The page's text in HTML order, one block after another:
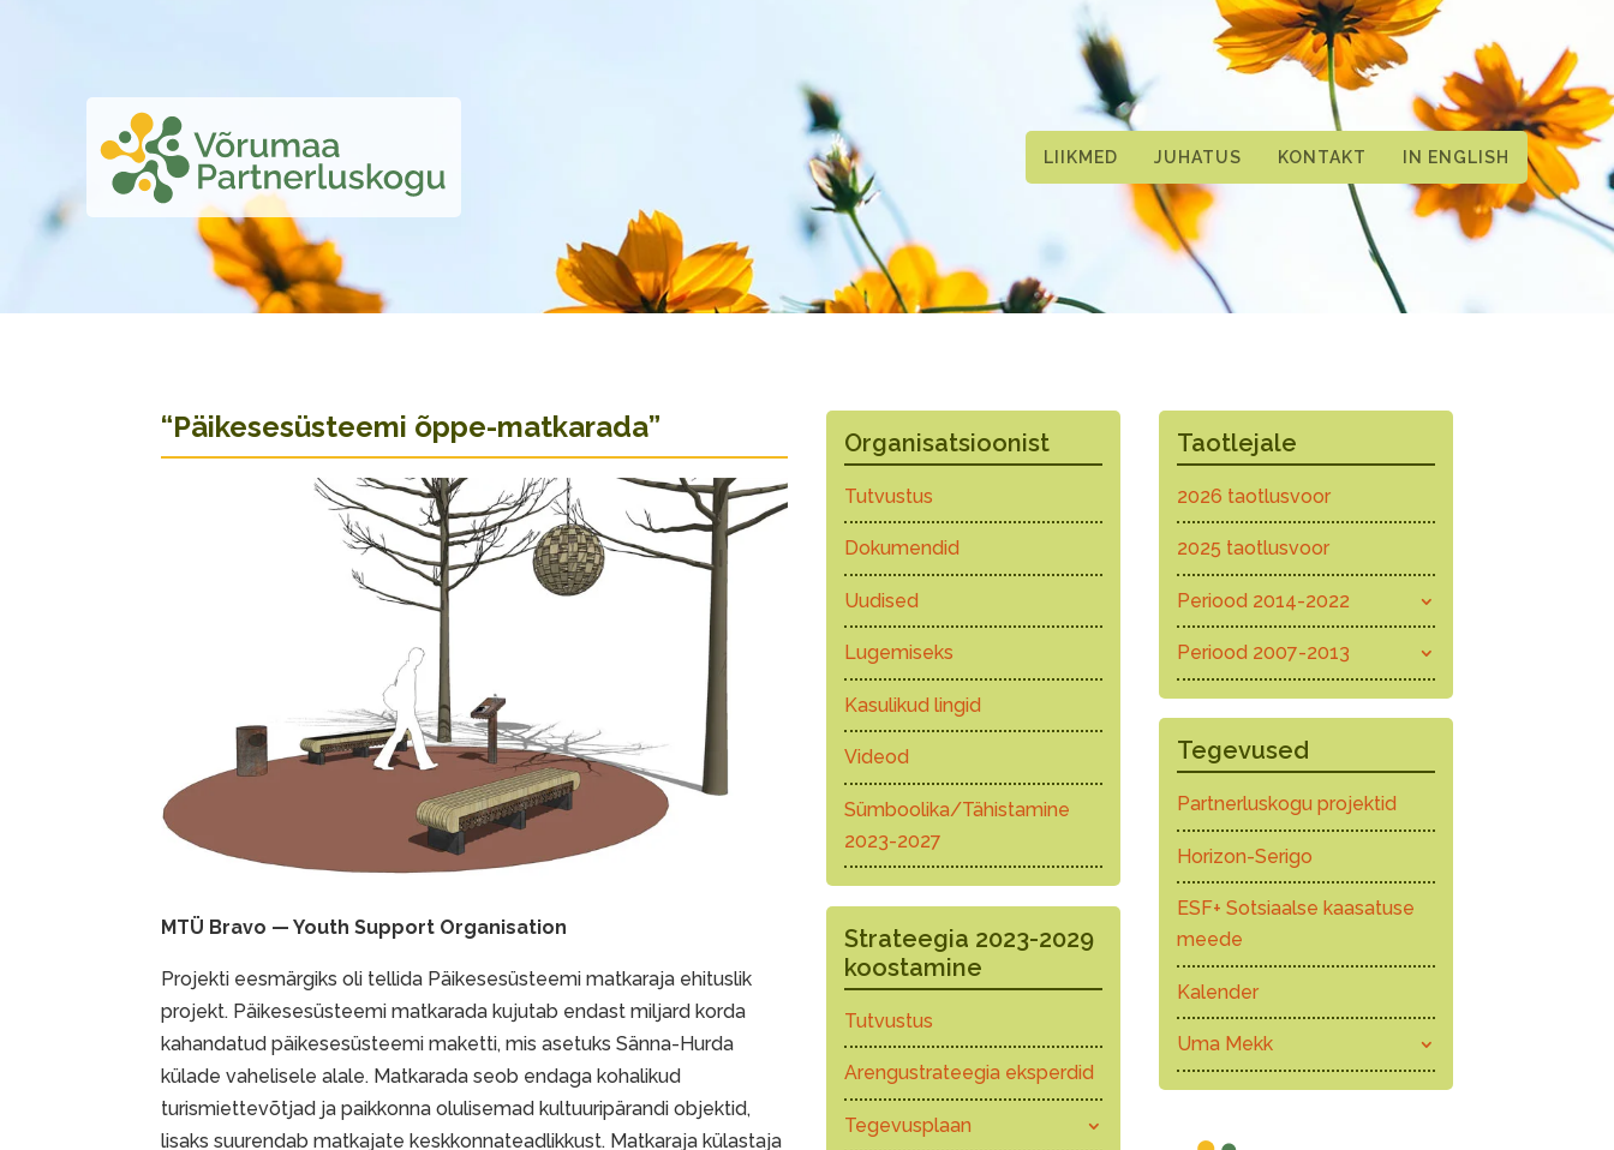
LIIKMED JUHATUS KONTAKT IN ENGLISH
“Päikesesüsteemi õppe-matkarada”
MTÜ Bravo — Youth Support Organisation
Projekti eesmärgiks oli tellida Päikesesüsteemi matkaraja ehituslik
projekt. Päikesesüsteemi matkarada kujutab endast miljard korda
kahandatud päikesesüsteemi maketti, mis asetuks Sänna-Hurda
külade vahelisele alale. Matkarada seob endaga kohalikud
turismiettevõtjad ja paikkonna olulisemad kultuuripärandi objektid,
lisaks suurendab matkajate keskkonnateadlikkust. Matkaraja külastaja
Organisatsioonist
Tutvustus
Dokumendid
Uudised
Lugemiseks
Kasulikud lingid
Videod
Sümboolika/Tähistamine
2023-2027
Strateegia 2023-2029
koostamine
Tutvustus
Arengustrateegia eksperdid
Tegevusplaan
Taotlejale
2026 taotlusvoor
2025 taotlusvoor
Periood 2014-2022
Periood 2007-2013
Tegevused
Partnerluskogu projektid
Horizon-Serigo
ESF+ Sotsiaalse kaasatuse
meede
Kalender
Uma Mekk